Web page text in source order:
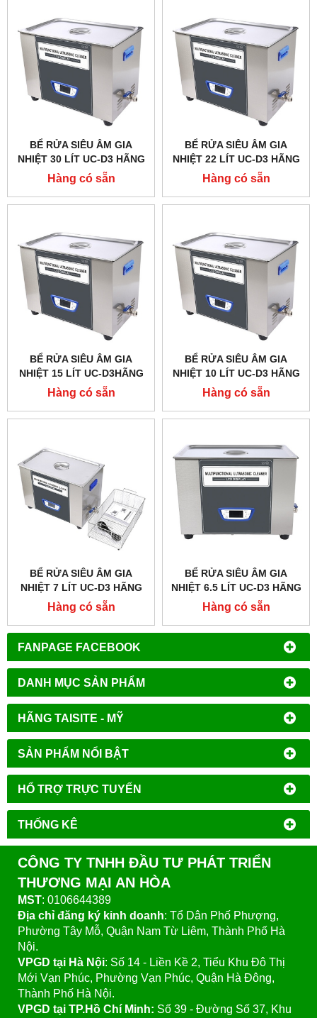
FANPAGE FACEBOOK
DANH MỤC SẢN PHẨM
HÃNG TAISITE - MỸ
SẢN PHẨM NỔI BẬT
HỔ TRỢ TRỰC TUYẾN
THỐNG KÊ
BỂ RỬA SIÊU ÂM GIA
NHIỆT 30 LÍT UC-D3 HÃNG
TAISITELAB
Hàng có sẵn
BỂ RỬA SIÊU ÂM GIA
NHIỆT 22 LÍT UC-D3 HÃNG
TAISITELAB
Hàng có sẵn
BỂ RỬA SIÊU ÂM GIA
NHIỆT 15 LÍT UC-D3HÃNG
TAISITELAB
Hàng có sẵn
BỂ RỬA SIÊU ÂM GIA
NHIỆT 10 LÍT UC-D3 HÃNG
TAISITELAB
Hàng có sẵn
BỂ RỬA SIÊU ÂM GIA
NHIỆT 7 LÍT UC-D3 HÃNG
TAISITELAB
Hàng có sẵn
BỂ RỬA SIÊU ÂM GIA
NHIỆT 6.5 LÍT UC-D3 HÃNG
TAISITELAB
Hàng có sẵn
CÔNG TY TNHH ĐẦU TƯ PHÁT TRIỂN
THƯƠNG MẠI AN HÒA
MST: 0106644389
Địa chỉ đăng ký kinh doanh: Tổ Dân Phố Phượng,
Phường Tây Mỗ, Quận Nam Từ Liêm, Thành Phố Hà
Nội.
VPGD tại Hà Nội: Số 14 - Liền Kề 2, Tiểu Khu Đô Thị
Mới Vạn Phúc, Phường Vạn Phúc, Quận Hà Đông,
Thành Phố Hà Nội.
VPGD tại TP.Hồ Chí Minh: Số 39 - Đường Số 37, Khu